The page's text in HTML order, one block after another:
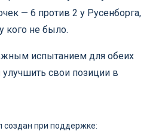
— 6 против 2 у Русенборга,
кого не было.
испытанием для обеих
свои позиции в
создан при поддержке: